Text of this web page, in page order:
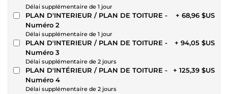
Délai supplémentaire de 1 jour
PLAN D'INTERIEUR / PLAN DE TOITURE -
Numéro 2
Délai supplémentaire de 1 jour
+ 68,96 $US
PLAN D'INTERIEUR / PLAN DE TOITURE -
Numéro 3
Délai supplémentaire de 2 jours
+ 94,05 $US
PLAN D'INTÉRIEUR / PLAN DE TOITURE -
Numéro 4
Délai supplémentaire de 2 jours
+ 125,39 $US